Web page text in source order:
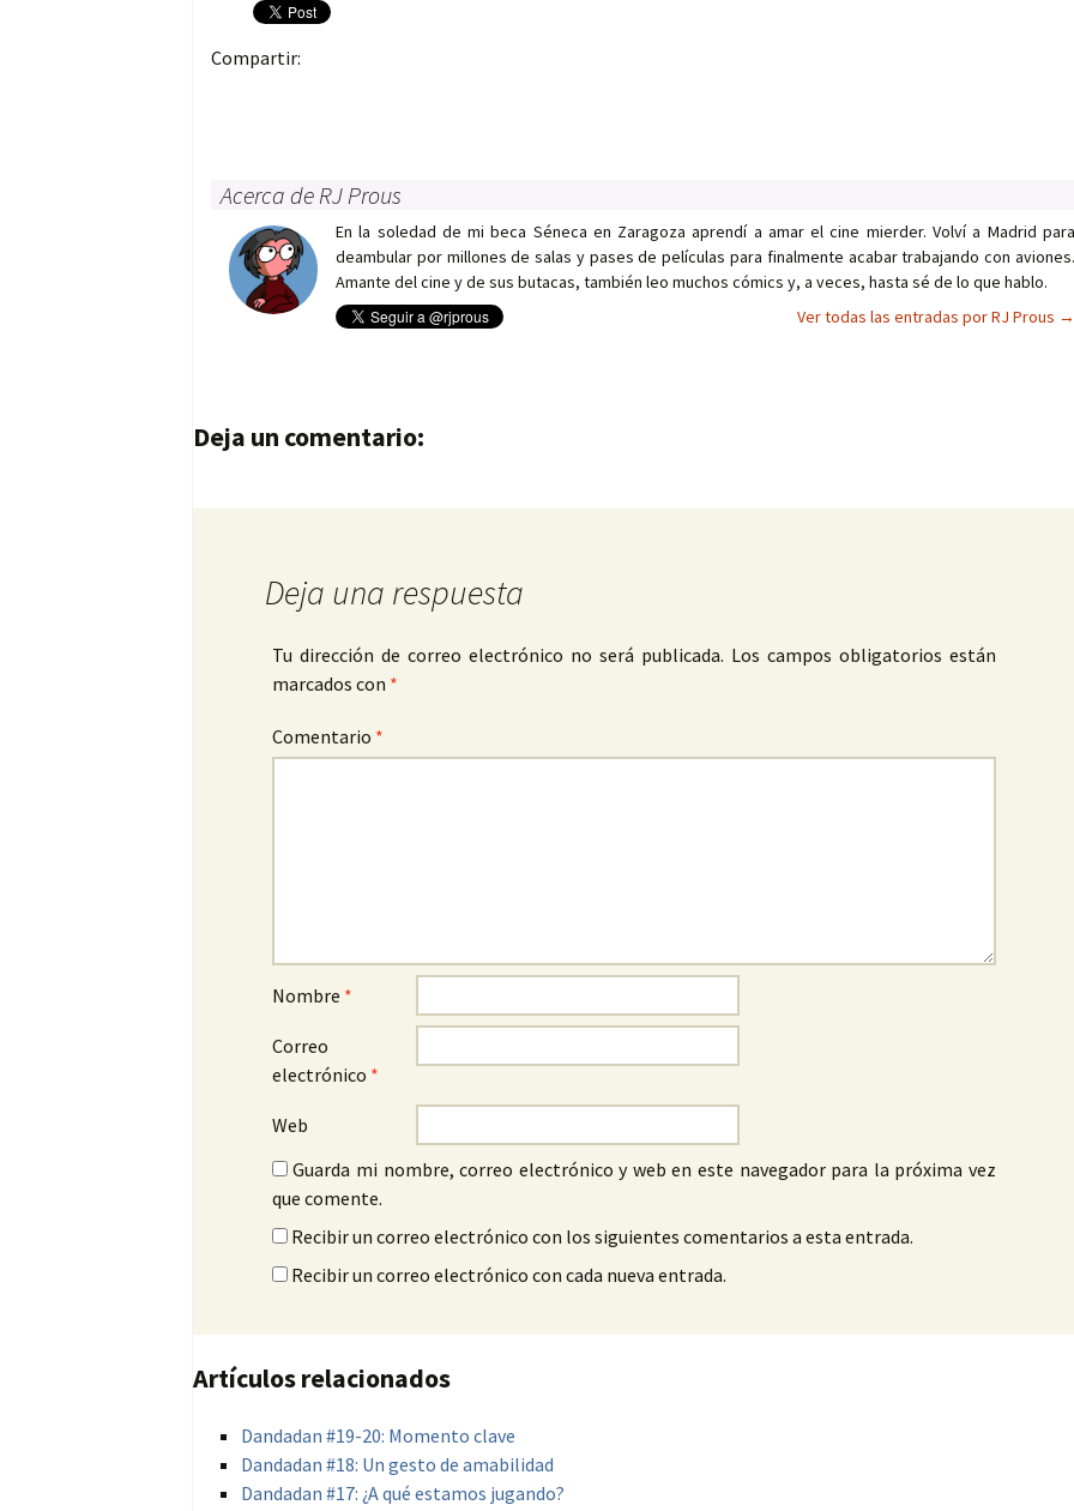
Compartir:
Acerca de RJ Prous
En la soledad de mi beca Séneca en Zaragoza aprendí a amar el cine mierder. Volví a Madrid para
deambular por millones de salas y pases de películas para finalmente acabar trabajando con aviones.
Amante del cine y de sus butacas, también leo muchos cómics y, a veces, hasta sé de lo que hablo.
Ver todas las entradas por RJ Prous →
Navegación de entradas
Deja un comentario:
Deja una respuesta
Tu dirección de correo electrónico no será publicada. Los campos obligatorios están
marcados con *
Comentario *
Nombre *
Correo
electrónico *
Web
Guarda mi nombre, correo electrónico y web en este navegador para la próxima vez
que comente.
Recibir un correo electrónico con los siguientes comentarios a esta entrada.
Recibir un correo electrónico con cada nueva entrada.
Artículos relacionados
Dandadan #19-20: Momento clave
Dandadan #18: Un gesto de amabilidad
Dandadan #17: ¿A qué estamos jugando?